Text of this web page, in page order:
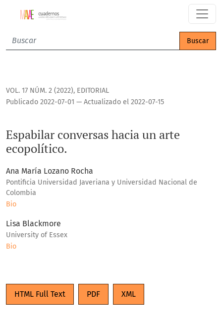
Buscar
VOL. 17 NÚM. 2 (2022), EDITORIAL
Espabilar conversas hacia un arte
ecopolítico.
Publicado 2022-07-01 — Actualizado el 2022-07-15
Ana María Lozano Rocha
Pontificia Universidad Javeriana y Universidad Nacional de
Colombia
Bio
Lisa Blackmore
University of Essex
Bio
HTML Full Text PDF XML